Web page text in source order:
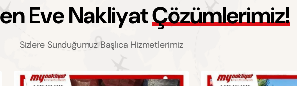
enEveNakliyatÇözümlerimiz!
Sizlere Sunduğumuz Başlıca Hizmetlerimiz